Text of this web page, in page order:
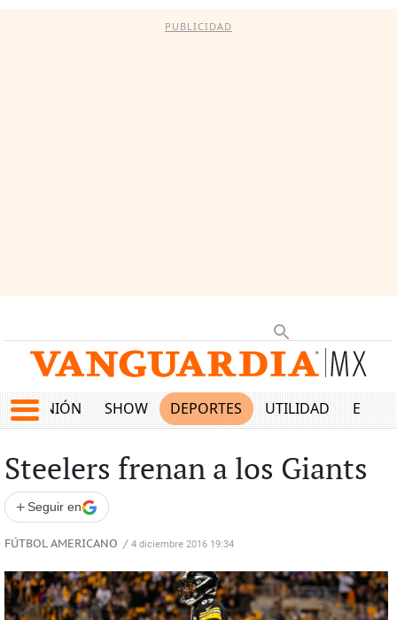
PUBLICIDAD
OPINIÓN SHOW DEPORTES UTILIDAD
Steelers frenan a los Giants
+ Seguir en
FÚTBOL AMERICANO / 4 diciembre 2016 19:34